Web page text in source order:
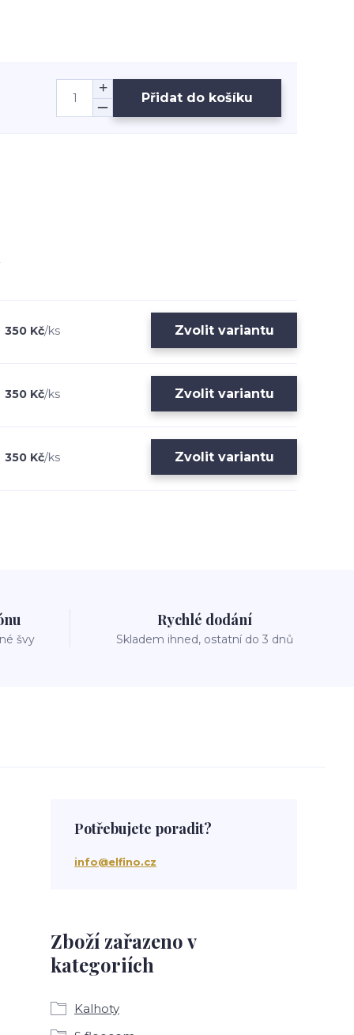
Přidat do košíku
350 Kč/ks Zvolit variantu
350 Kč/ks Zvolit variantu
350 Kč/ks Zvolit variantu
švy
Rychlé dodání
Skladem ihned, ostatní do 3 dnů
Zboží zařazeno v
kategoriích
Kalhoty
Potřebujete poradit?
info@elfino.cz